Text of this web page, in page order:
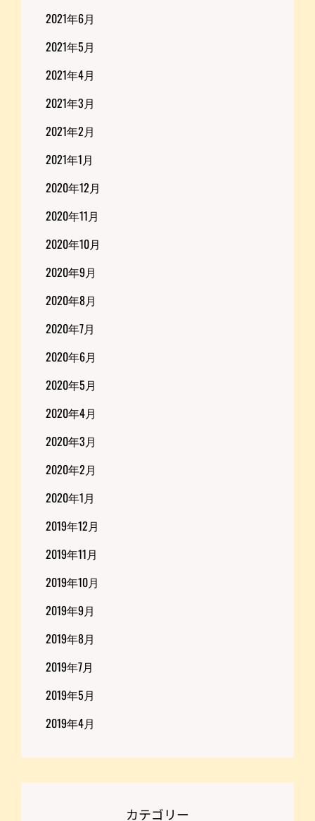
2021年6月
2021年5月
2021年4月
2021年3月
2021年2月
2021年1月
2020年12月
2020年11月
2020年10月
2020年9月
2020年8月
2020年7月
2020年6月
2020年5月
2020年4月
2020年3月
2020年2月
2020年1月
2019年12月
2019年11月
2019年10月
2019年9月
2019年8月
2019年7月
2019年5月
2019年4月
カテゴリー